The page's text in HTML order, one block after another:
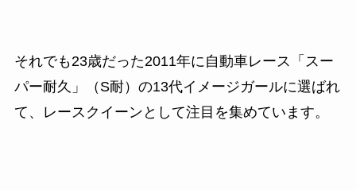
それでも23歳だった2011年に自動車レース「スー
パー耐久」（ S耐）の13代イメージガールに選ばれ
て、レースクイーンとして注目を集めています。